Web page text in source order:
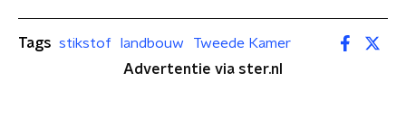
Tags stikstof landbouw
Tweede Kamer
Advertentie via ster.nl